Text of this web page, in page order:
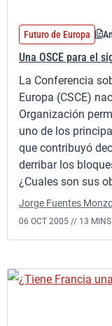
Futuro de Europa
Una OSCE para el
La Conferencia
Europa (CSCE)
Organización
uno de los
que contribuyó
derribar los
¿Cuales son sus
Jorge Fuentes
06 OCT 2005 // 13